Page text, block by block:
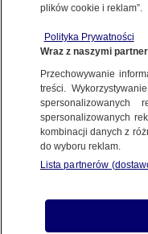
rozmawiać z
3.04.2019, 05:30
Udostępnij
plików cookie i reklam”.
Polityka Prywatności
Wraz z naszymi
Przechowywanie
treści.
spersonalizowanych
kombinacji danych z
do wyboru reklam.
Lista partnerów